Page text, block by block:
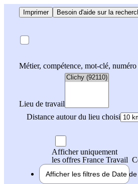
Imprimer Besoin d'aide sur la
Métier, compétence, mot-clé,
Lieu de travail
Distance autour du lieu choisi
Afficher uniquement
les offres France Travail
Afficher les filtres de Date